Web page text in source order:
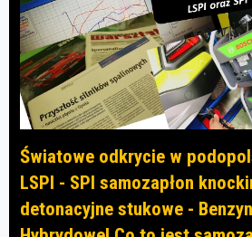
Światowe odkrycie w
LSPI - SPI samozapłon
detonacyjne stukowe -